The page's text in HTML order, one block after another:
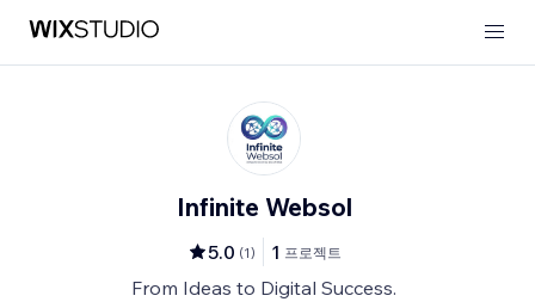
Infinite Websol
5.0 (1) 1 프로젝트
From Ideas to Digital Success.